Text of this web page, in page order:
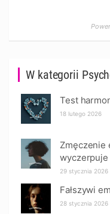
W kategorii
Test
18 lutego 2026
Zmęczenie
wyczerpuje
29 stycznia 2026
Fałszywi
28 stycznia 2026